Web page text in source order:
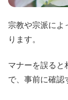
宗教や宗派によ
ります。
マナーを誤ると
で、事前に確認